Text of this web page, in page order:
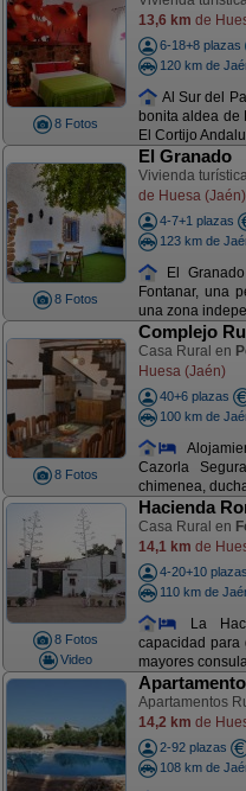
8 Fotos
13,6 km de
6-18+8 plazas
120 km de
Al Sur del
bonita aldea de
El Cortijo
8 Fotos
El Granado
Vivienda
de Huesa (Jaén)
4-7+1 plazas
123 km de
El
Fontanar, una
una zona
8 Fotos
Complejo
Casa Rural en
Huesa (Jaén)
40+6 plazas
100 km de
Cazorla
chimenea,
8 Fotos
Video
Hacienda
Casa Rural en
14,1 km de
4-20+10 plazas
110 km de
La
capacidad
mayores
Apartamentos
14,2 km de
2-92 plazas
108 km de